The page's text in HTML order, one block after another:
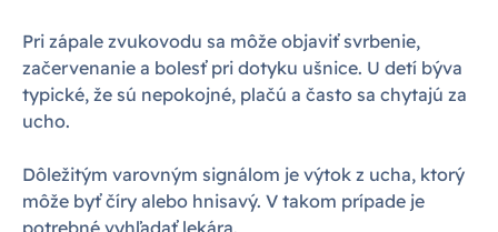
Pri zápale zvukovodu sa môže objaviť svrbenie,
začervenanie a bolesť pri dotyku ušnice. U detí býva
typické, že sú nepokojné, plačú a často sa chytajú za
ucho.
Dôležitým varovným signálom je výtok z ucha, ktorý
môže byť číry alebo hnisavý. V takom prípade je
potrebné vyhľadať lekára.